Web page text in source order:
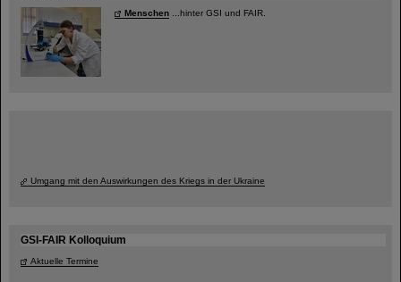
Menschen ...hinter GSI und FAIR.
Umgang mit den Auswirkungen des Kriegs in der Ukraine
GSI-FAIR Kolloquium
Aktuelle Termine